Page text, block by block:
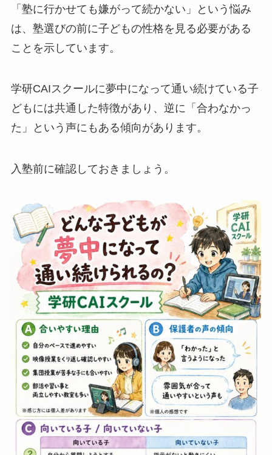
「塾に行かせても嫌がって続かない」という悩み
は、塾選びの前に子どもの性格を見る必要がある
ことを示しています。
学研CAIスクールに夢中になって通い続けている子
どもには共通した特徴があり、逆に「合わなかっ
た」という声にもある傾向があります。
入塾前に確認しておきましょう。